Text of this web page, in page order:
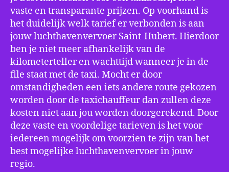
vaste en transparante prijzen. Op voorhand is
het duidelijk welk tarief er verbonden is aan
jouw luchthavenvervoer Saint-Hubert. Hierdoor
ben je niet meer afhankelijk van de
kilometerteller en wachttijd wanneer je in de
file staat met de taxi. Mocht er door
omstandigheden een iets andere route gekozen
worden door de taxichauffeur dan zullen deze
kosten niet aan jou worden doorgerekend. Door
deze vaste en voordelige tarieven is het voor
iedereen mogelijk om voorzien te zijn van het
best mogelijke luchthavenvervoer in jouw
regio.